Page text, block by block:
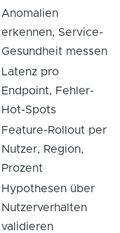
Anomalien
erkennen, Service-
Gesundheit messen
Latenz pro
Endpoint, Fehler-
Hot-Spots
Feature-Rollout per
Nutzer, Region,
Prozent
Hypothesen über
Nutzerverhalten
validieren